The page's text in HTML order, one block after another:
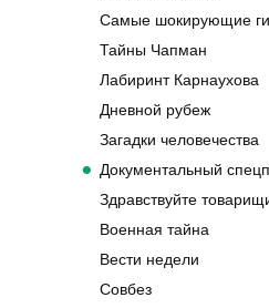
Самые шокирующие
Тайны Чапман
Лабиринт Карнаухова
Дневной рубеж
Загадки человечества
Документальный
Здравствуйте
Военная тайна
Вести недели
Совбез